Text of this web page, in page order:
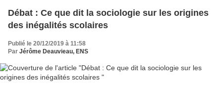
Débat : Ce que dit la sociologie sur les origines
des inégalités scolaires
Publié le 20/12/2019 à 11:58
Par Jérôme Deauvieau, ENS